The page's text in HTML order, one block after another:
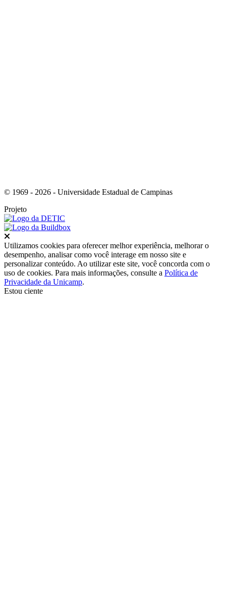
© 1969 - 2026 - Universidade Estadual de Campinas
Projeto
Utilizamos cookies para oferecer melhor experiência, melhorar o
desempenho, analisar como você interage em nosso site e
personalizar conteúdo. Ao utilizar este site, você concorda com o
uso de cookies. Para mais informações, consulte a Política de
Privacidade da Unicamp.
Estou ciente